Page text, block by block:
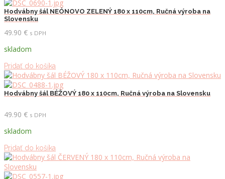
Hodvábny šál NEÓNOVO ZELENÝ 180 x 110cm, Ručná výroba na
Slovensku
49.90 € s DPH
skladom
Pridať do košíka
Hodvábny šál BÉŽOVÝ 180 x 110cm, Ručná výroba na Slovensku
49.90 € s DPH
skladom
Pridať do košíka